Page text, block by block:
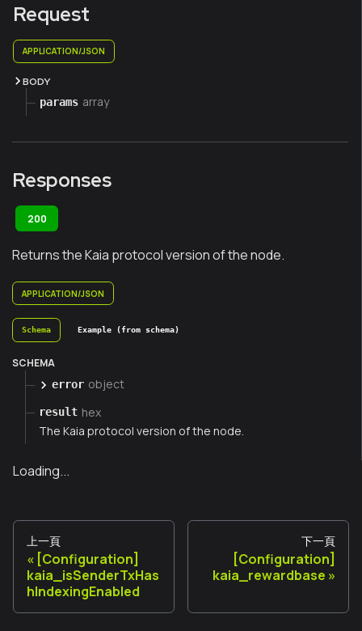
Request
APPLICATION/JSON
BODY
params array
Responses
200
Returns the Kaia protocol version of the node.
APPLICATION/JSON
Schema Example (from schema)
SCHEMA
error object
result hex
The Kaia protocol version of the node.
Loading...
上一頁
[Configuration]
kaia_isSenderTxHas
hIndexingEnabled
下一頁
[Configuration]
kaia_rewardbase